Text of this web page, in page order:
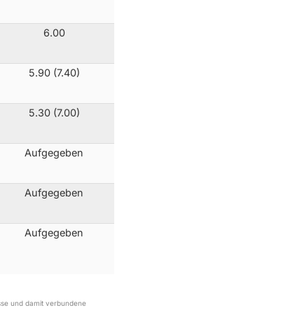
6.00
5.90 (7.40)
5.30 (7.00)
Aufgegeben
Aufgegeben
Aufgegeben
und damit verbundene